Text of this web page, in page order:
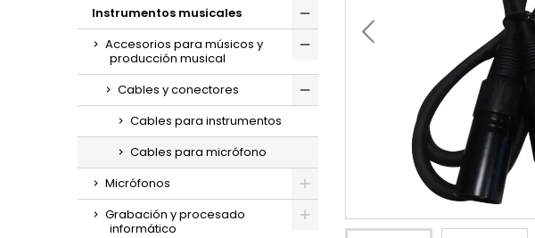
Instrumentos musicales
Accesorios para músicos y
producción musical
Cables y conectores
Cables para instrumentos
Cables para micrófono
Micrófonos
Grabación y procesado
informático